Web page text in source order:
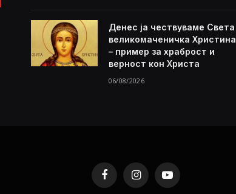
Денес ја чествуваме Света
великомаченичка Христина
– пример за храброст и
верност кон Христа
06/08/2026
FacebookInstagramYouTube